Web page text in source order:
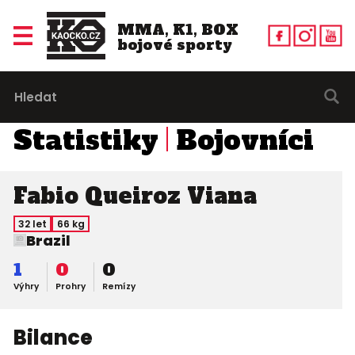
MMA, K1, BOX
bojové sporty
Statistiky Bojovníci
Fabio Queiroz Viana
32 let 66 kg
Brazil
Výhry
1
Prohry
0
Remízy
0
Bilance